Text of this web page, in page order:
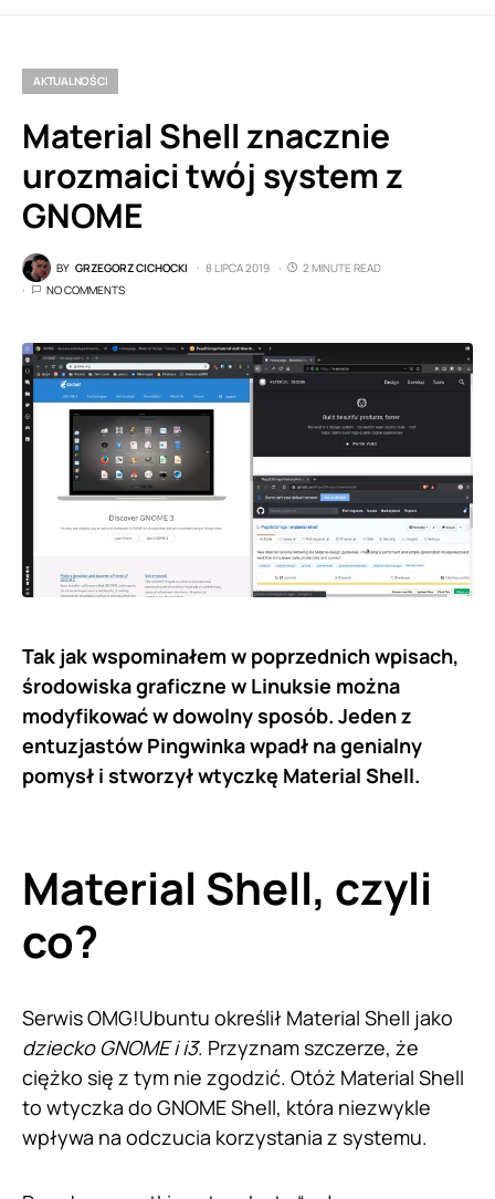
AKTUALNOŚCI
Material Shell znacznie
urozmaici twój system z
GNOME
BY GRZEGORZ CICHOCKI 8 LIPCA 2019
2 MINUTE READ
NO COMMENTS
Tak jak wspominałem w poprzednich wpisach,
środowiska graficzne w Linuksie można
modyfikować w dowolny sposób. Jeden z
entuzjastów Pingwinka wpadł na genialny
pomysł i stworzył wtyczkę Material Shell.
Material Shell, czyli
co?
Serwis OMG!Ubuntu określił Material Shell jako
dziecko GNOME i i3. Przyznam szczerze, że
ciężko się z tym nie zgodzić. Otóż Material Shell
to wtyczka do GNOME Shell, która niezwykle
wpływa na odczucia korzystania z systemu.